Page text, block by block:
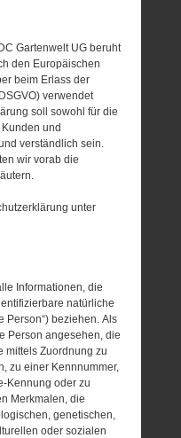
Gartenwelt UG beruht
den Europäischen
beim Erlass der
verwendet
soll sowohl für die
und
verständlich sein.
wir vorab die
unter
Informationen, die
natürliche
Person“) beziehen. Als
Person angesehen, die
mittels Zuordnung zu
zu einer Kennnummer,
Kennung oder zu
Merkmalen, die
genetischen,
oder sozialen